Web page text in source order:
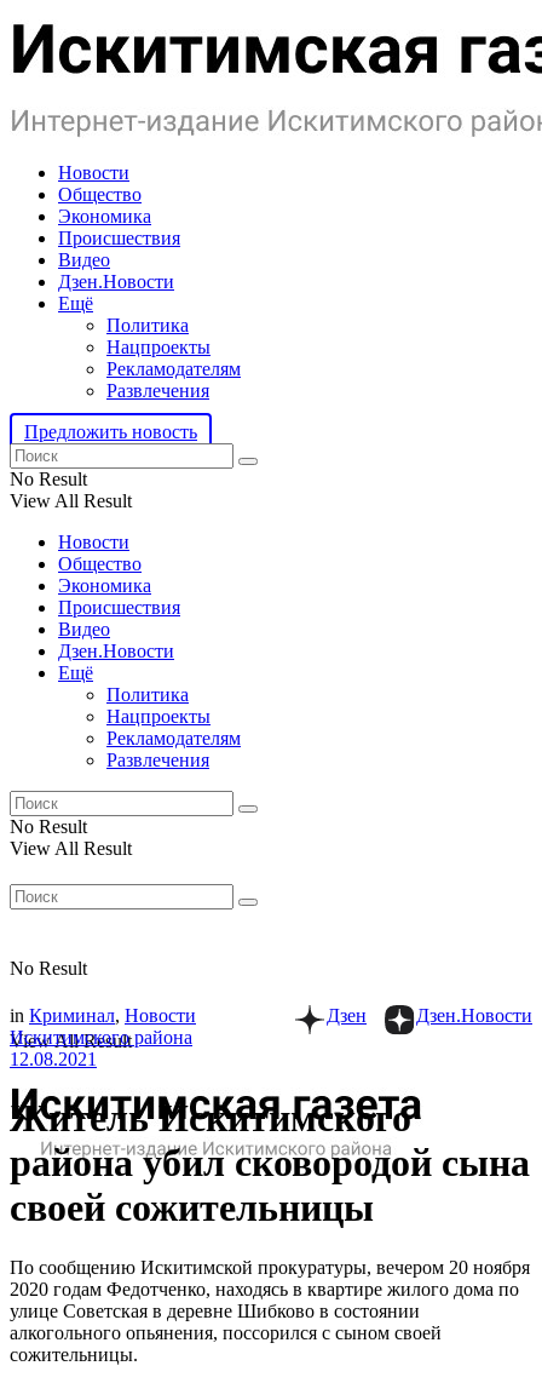
Новости
Общество
Экономика
Происшествия
Видео
Дзен.Новости
Ещё
Политика
Нацпроекты
Рекламодателям
Развлечения
Предложить новость
No Result
View All Result
Новости
Общество
Экономика
Происшествия
Видео
Дзен.Новости
Ещё
Политика
Нацпроекты
Рекламодателям
Развлечения
No Result
View All Result
No Result
View All Result
Дзен.Новости
Дзен
in Криминал, Новости
Искитимского района
12.08.2021
Житель Искитимского
района убил сковородой сына
своей сожительницы
По сообщению Искитимской прокуратуры, вечером 20 ноября
2020 годам Федотченко, находясь в квартире жилого дома по
улице Советская в деревне Шибково в состоянии
алкогольного опьянения, поссорился с сыном своей
сожительницы.